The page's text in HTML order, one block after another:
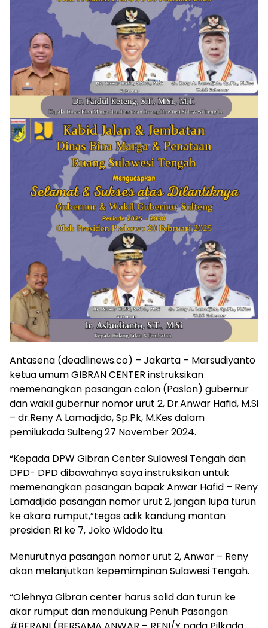
Antasena (deadlinews.co) – Jakarta – Marsudiyanto
ketua umum GIBRAN CENTER instruksikan
memenangkan pasangan calon (Paslon) gubernur
dan wakil gubernur nomor urut 2, Dr.Anwar Hafid, M.Si
– dr.Reny A Lamadjido, Sp.Pk, M.Kes dalam
pemilukada Sulteng 27 November 2024.
“Kepada DPW Gibran Center Sulawesi Tengah dan
DPD- DPD dibawahnya saya instruksikan untuk
memenangkan pasangan bapak Anwar Hafid – Reny
Lamadjido pasangan nomor urut 2, jangan lupa turun
ke akara rumput,”tegas adik kandung mantan
presiden RI ke 7, Joko Widodo itu.
Menurutnya pasangan nomor urut 2, Anwar – Reny
akan melanjutkan kepemimpinan Sulawesi Tengah.
“Olehnya Gibran center harus solid dan turun ke
akar rumput dan mendukung Penuh Pasangan